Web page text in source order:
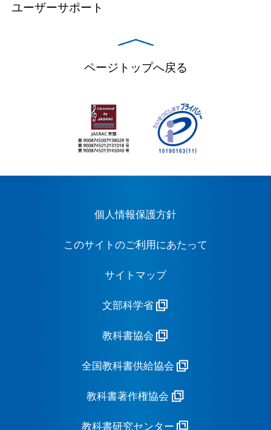
ユーザーサポート
ページトップへ戻る
個人情報保護方針
このサイトのご利用にあたって
サイトマップ
文部科学省
教科書協会
全国教科書供給協会
教科書著作権協会
教科書研究センター